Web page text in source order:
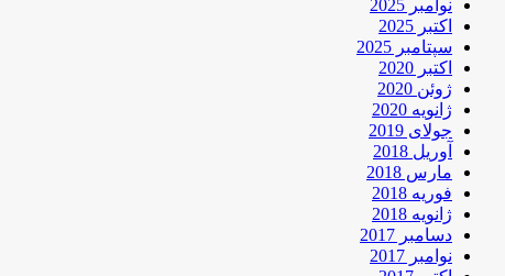
نوامبر 2025
اکتبر 2025
سپتامبر 2025
اکتبر 2020
ژوئن 2020
ژانویه 2020
جولای 2019
آوریل 2018
مارس 2018
فوریه 2018
ژانویه 2018
دسامبر 2017
نوامبر 2017